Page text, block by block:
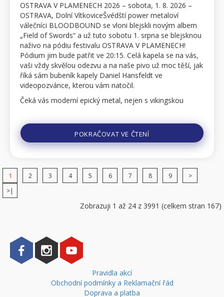
OSTRAVA V PLAMENECH 2026 – sobota, 1. 8. 2026 –
OSTRAVA, Dolní VítkoviceŠvédští power metaloví
válečníci BLOODBOUND se vloni blejskli novým albem
„Field of Swords“ a už tuto sobotu 1. srpna se blejsknou
naživo na pódiu festivalu OSTRAVA V PLAMENECH!
Pódium jim bude patřit ve 20:15. Celá kapela se na vás,
vaši vždy skvělou odezvu a na naše pivo už moc těší, jak
říká sám bubeník kapely Daniel Hansfeldt ve
videopozvánce, kterou vám natočil.
Čeká vás moderní epický metal, nejen s vikingskou
POKRAČOVAT VE ČTENÍ
1 2 3 4 5 6 7 8 9
>
>|
Zobrazuji 1 až 24 z 3991 (celkem stran 167)
Pravidla akcí
Obchodní podmínky a Reklamační řád
Doprava a platba